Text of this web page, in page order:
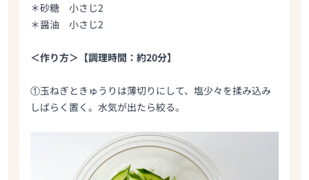
＊砂糖 小さじ2
＊醤油 小さじ2
＜作り方＞【調理時間：約20分】
①玉ねぎときゅうりは薄切りにして、塩少々を揉み込み
しばらく置く。水気が出たら絞る。